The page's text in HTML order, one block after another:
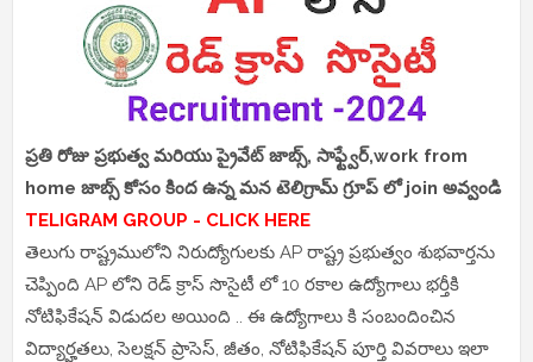
ప్రతి రోజు ప్రభుత్వ మరియు ప్రైవేట్ జాబ్స్, సాఫ్ట్వేర్,work from
home జాబ్స్ కోసం కింద ఉన్న మన టెలిగ్రామ్ గ్రూప్ లో join అవ్వండి
TELIGRAM GROUP - CLICK HERE
తెలుగు రాష్ట్రములోని నిరుద్యోగులకు AP రాష్ట్ర ప్రభుత్వం శుభవార్తను
చెప్పింది AP లోని రెడ్ క్రాస్ సొసైటీ లో 10 రకాల ఉద్యోగాలు భర్తీకి
నోటిఫికేషన్ విడుదల అయింది .. ఈ ఉద్యోగాలు కి సంబందించిన
విద్యార్హతలు, సెలక్షన్ ప్రాసెస్, జీతం, నోటిఫికేషన్ పూర్తి వివరాలు ఇలా